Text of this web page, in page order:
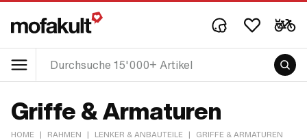
Griffe & Armaturen
HOME | RAHMEN | LENKER & ANBAUTEILE | GRIFFE & ARMATUREN